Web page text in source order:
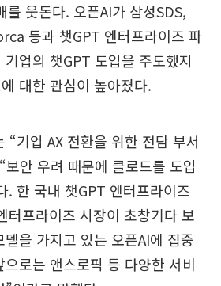
를 웃돈다. 오픈AI가 삼성SDS,
등과 챗GPT 엔터프라이즈 파
업의 챗GPT 도입을 주도했지
대한 관심이 높아졌다.
“기업 AX 전환을 위한 전담 부서
안 우려 때문에 클로드를 도입
. 한 국내 챗GPT 엔터프라이즈
터프라이즈 시장이 초창기다 보
을 가지고 있는 오픈AI에 집중
로는 앤스로픽 등 다양한 서비